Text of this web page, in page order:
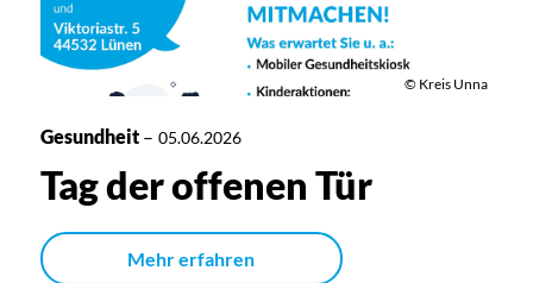
© Kreis Unna
Gesundheit– 05.06.2026
Tag der offenen Tür
Mehr erfahren